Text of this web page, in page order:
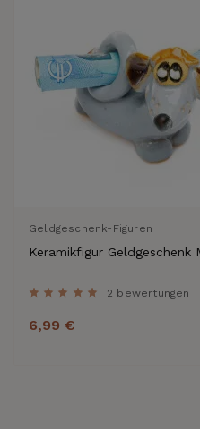
Geldgeschenk-Figuren
Keramikfigur Geldgeschenk
2 bewertungen
6,99 €